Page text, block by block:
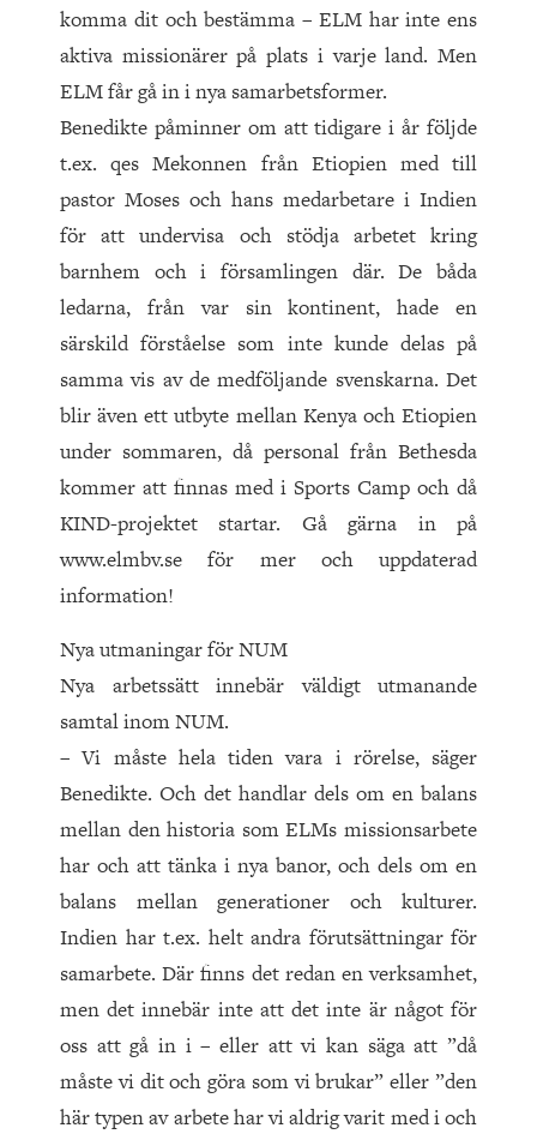
komma dit och bestämma – ELM har inte ens
aktiva missionärer på plats i varje land. Men
ELM får gå in i nya samarbetsformer.
Bene­dikte påminner om att tidigare i år följde
t.ex. qes Mekonnen från Etiopien med till
pastor Moses och hans medarbetare i Indien
för att undervisa och stödja arbetet kring
barnhem och i församlingen där. De båda
ledarna, från var sin kontinent, hade en
särskild förståelse som inte kunde delas på
samma vis av de medföljande svenskarna. Det
blir även ett utbyte mellan Kenya och Etiopien
under sommaren, då personal från Bethesda
kommer att finnas med i Sports Camp och då
KIND-projektet startar. Gå gärna in på
www.elmbv.se för mer och uppdaterad
information!
Nya utmaningar för NUM
Nya arbetssätt innebär väldigt utmanande
samtal inom NUM.
– Vi måste hela tiden vara i rörelse, säger
Benedikte. Och det handlar dels om en balans
mellan den historia som ELMs missionsarbete
har och att tänka i nya banor, och dels om en
balans mellan generationer och kulturer.
Indien har t.ex. helt andra förutsättningar för
samarbete. Där finns det redan en verksamhet,
men det innebär inte att det inte är något för
oss att gå in i – eller att vi kan säga att ”då
måste vi dit och göra som vi brukar” eller ”den
här typen av arbete har vi aldrig varit med i och